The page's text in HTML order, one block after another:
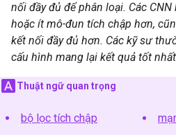
nối đầy đủ để phân loại. Các
hoặc ít mô-đun tích chập hơn,
kết nối đầy đủ hơn. Các kỹ sư
cấu hình mang lại kết quả tốt
Thuật ngữ quan trọng
bộ lọc tích chập